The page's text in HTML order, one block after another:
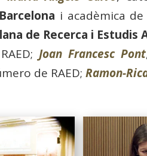
i acadèmica
de Recerca i Estudis
Joan Francesc Pont
de RAED; Ramon-